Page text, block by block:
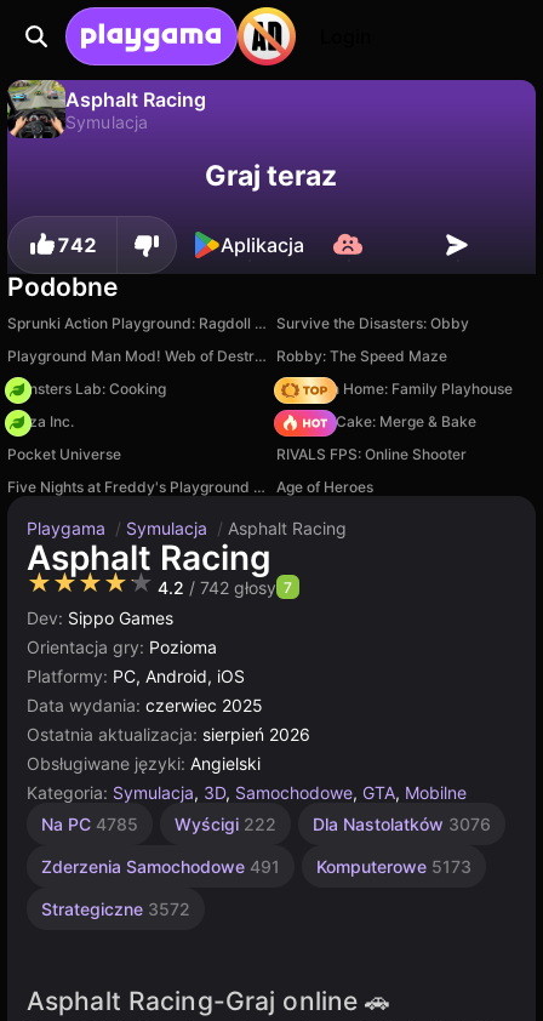
Asphalt Racing
Symulacja
Zapisz postępy! Nie
Graj teraz
742 Aplikacja
Podobne
Sprunki Action Playground: Ragdoll Sandbox
Survive the Disasters: Obby
Playground Man Mod! Web of Destruction!
Robby: The Speed Maze
Monsters Lab: Cooking
My Town Home: Family Playhouse
Pizza Inc.
Piece of Cake: Merge & Bake
Pocket Universe
RIVALS FPS: Online Shooter
Five Nights at Freddy's Playground Sandbox
Age of Heroes
Playgama / Symulacja / Asphalt Racing
Asphalt Racing
★★★★★ 4.2 / 742 głosy 7
Dev: Sippo Games
Orientacja gry: Pozioma
Platformy: PC, Android, iOS
Data wydania: czerwiec 2025
Ostatnia aktualizacja: sierpień 2026
Obsługiwane języki: Angielski
Kategoria: Symulacja, 3D, Samochodowe, GTA, Mobilne
Na PC 4785 Wyścigi 222 Dla Nastolatków 3076
Zderzenia Samochodowe 491 Komputerowe 5173
Strategiczne 3572
Multiplayer
Unity
3175
Asphalt Racing-Graj online 🚗